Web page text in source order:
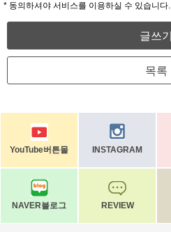
* 동의하셔야 서비스를 이용하실 수 있습니다.
글쓰기
목록
YouTube버튼몰 INSTAGRAM
NAVER블로그 REVIEW